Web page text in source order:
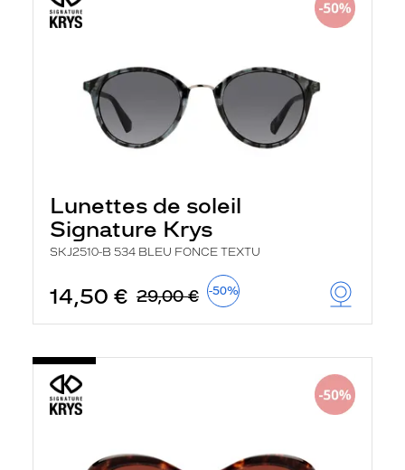
Lunettes de soleil
Signature Krys
SKJ2510-B 534 BLEU FONCE TEXTU
14,50 € 29,00 € -50%